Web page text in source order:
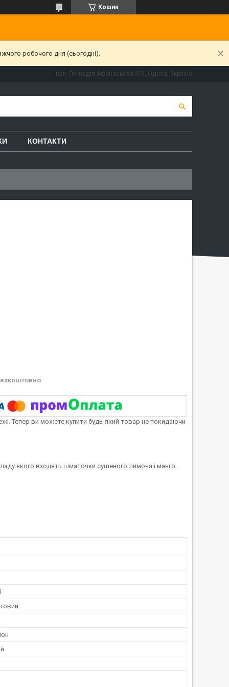
Кошик
робочого дня (сьогодні).
вул. Геннадія Афанасьєва 3/5, Одеса, Україна
КОНТАКТИ
Тепер ви можете купити будь-який товар не покидаючи
якого входять шматочки сушеного лимона і манго.